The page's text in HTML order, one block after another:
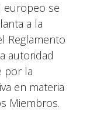
europeo se
a la
Reglamento
autoridad
por la
en materia
Miembros.